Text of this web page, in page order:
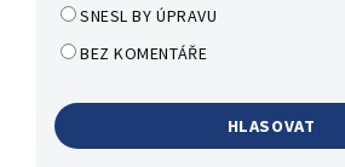
SNESL BY ÚPRAVU
BEZ KOMENTÁŘE